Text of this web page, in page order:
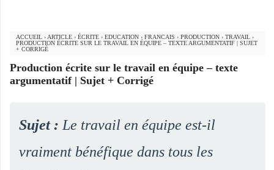
ACCUEIL › ARTICLE › ÉCRITE › EDUCATION › FRANCAIS › PRODUCTION › TRAVAIL ›
PRODUCTION ÉCRITE SUR LE TRAVAIL EN ÉQUIPE – TEXTE ARGUMENTATIF | SUJET
+ CORRIGÉ
Production écrite sur le travail en équipe – texte
argumentatif | Sujet + Corrigé
Sujet : Le travail en équipe est-il
vraiment bénéfique dans tous les